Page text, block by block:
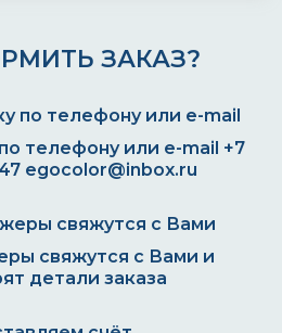
ЗАКАЗ?
телефону или e-mail +7
egocolor@inbox.ru
свяжутся с Вами и
детали заказа